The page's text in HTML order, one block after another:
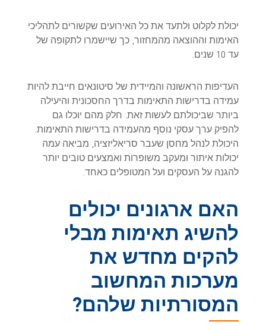
יכולת לקלוט ולתעד את כל האירועים שקשורים לתהליכי
האימות וההוצאה מהמחזור, כך שיישמרו לתקופה של
עד 10 שנים.
העדיפות הראשונה והמיידית של סיטונאים חייבת להיות
עמידה בדרישות התאימות בדרך החסכונית והיעילה
ביותר שביכולתם לעשות זאת. חלק מהם יוכלו גם
להפיק ערך עסקי נוסף מהעמידה בדרישות התאימות.
היכולת לנהל מחסן שעבר סריאליזציה, מביאה עמה
יכולות איתור ומעקב משופרות ואמצעים טובים יותר
להגנה על העסקים ועל המטופלים כאחד.
האם ארגונים יכולים
להשיג תאימות מבלי
להקים מחדש את
מערכות המחשוב
המסורתיות שלהם?